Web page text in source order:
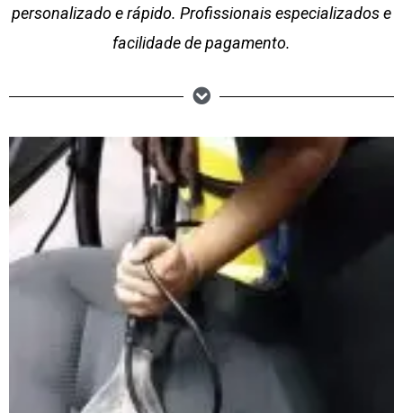
personalizado e rápido. Profissionais especializados e
facilidade de pagamento.